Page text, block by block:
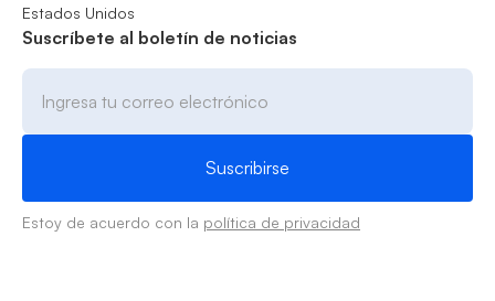
Estados Unidos
Suscríbete al boletín de noticias
Estoy de acuerdo con la política de privacidad